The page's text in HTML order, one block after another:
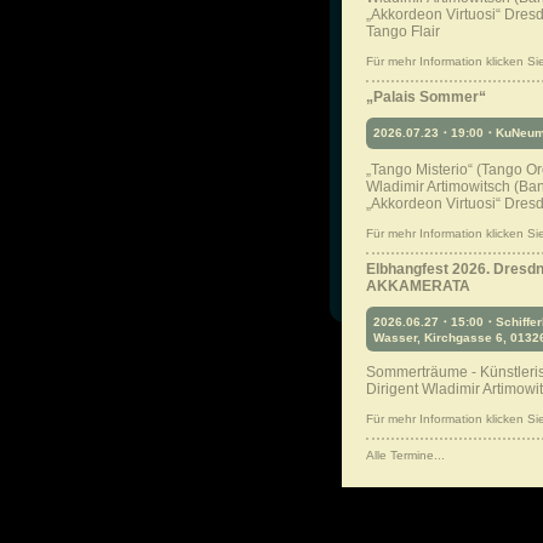
„Akkordeon Virtuosi“
Tango Flair
Für mehr Information klicken
„Palais Sommer“
2026.07.23・19:00・
„Tango Misterio“ (Tango
Wladimir Artimowitsch
„Akkordeon Virtuosi“
Für mehr Information klicken
Elbhangfest 2026.
AKKAMERATA
2026.06.27・15:00・
Wasser, Kirchgasse 6,
Sommerträume -
Dirigent Wladimir
Für mehr Information klicken
Alle Termine...